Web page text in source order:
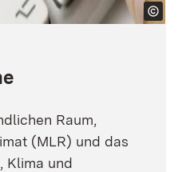
Raum,
(MLR) und das
Klima und